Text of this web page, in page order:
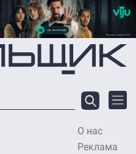
О нас
Реклама